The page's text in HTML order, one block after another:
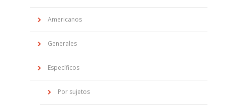
Americanos
Generales
Específicos
Por sujetos